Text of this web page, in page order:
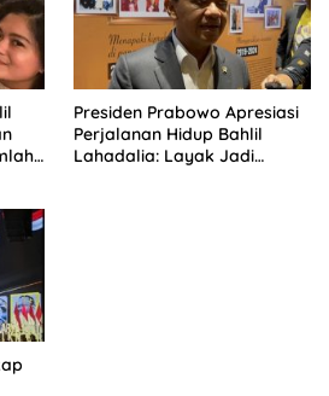
Presiden Prabowo Apresiasi
Perjalanan Hidup Bahlil
Lahadalia: Layak Jadi